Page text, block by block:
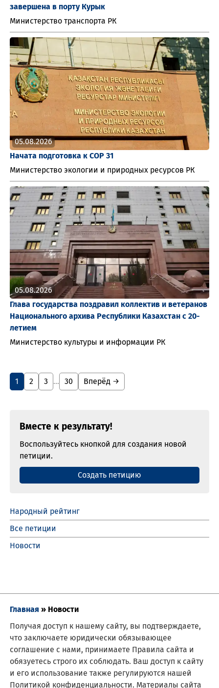
завершена в порту Курык
Министерство транспорта РК
05.08.2026
Начата подготовка к СОР 31
Министерство экологии и природных ресурсов РК
05.08.2026
Глава государства поздравил коллектив и ветеранов
Национального архива Республики Казахстан с 20-
летием
Министерство культуры и информации РК
1 2 3 … 30 Вперёд →
Вместе к результату!
Воспользуйтесь кнопкой для создания новой
петиции.
Создать петицию
Народный рейтинг
Все петиции
Новости
Главная » Новости
Получая доступ к нашему сайту, вы подтверждаете,
что заключаете юридически обязывающее
соглашение с нами, принимаете Правила сайта и
обязуетесь строго их соблюдать. Ваш доступ к сайту
и его использование также регулируются нашей
Политикой конфиденциальности. Материалы сайта